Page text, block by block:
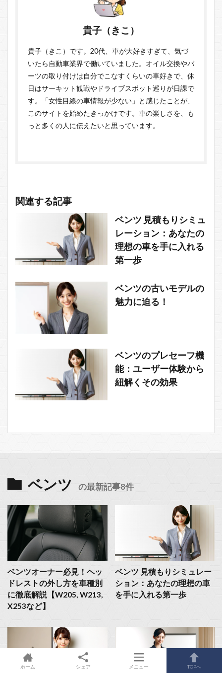
貴子（きこ）
貴子（きこ）です。20代、車が大好きすぎて、気づ
いたら自動車業界で働いていました。オイル交換やパ
ーツの取り付けは自分でこなすくらいの車好きで、休
日はサーキット観戦やドライブスポット巡りが日課で
す。「女性目線の車情報が少ない」と感じたことが、
このサイトを始めたきっかけです。車の楽しさを、も
っと多くの人に伝えたいと思っています。
関連する記事
ベンツ 見積もりシミュ
レーション：あなたの
理想の車を手に入れる
第一歩
ベンツの古いモデルの
魅力に迫る！
ベンツのプレセーフ機
能：ユーザー体験から
紐解くその効果
ベンツ の最新記事8件
ベンツオーナー必見！ヘッ
ドレストの外し方を車種別
に徹底解説【W205, W213,
X253など】
ベンツ 見積もりシミュレー
ション：あなたの理想の車
を手に入れる第一歩
ホーム シェア メニュー TOPへ